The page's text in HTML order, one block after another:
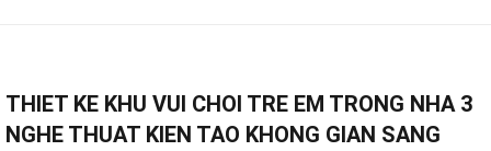
THIET KE KHU VUI CHOI TRE EM TRONG NHA 3
NGHE THUAT KIEN TAO KHONG GIAN SANG